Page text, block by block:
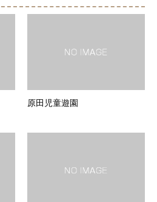
原田児童遊園